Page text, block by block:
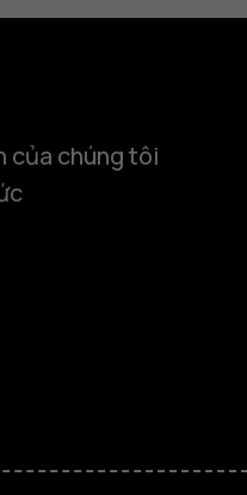
của chúng tôi